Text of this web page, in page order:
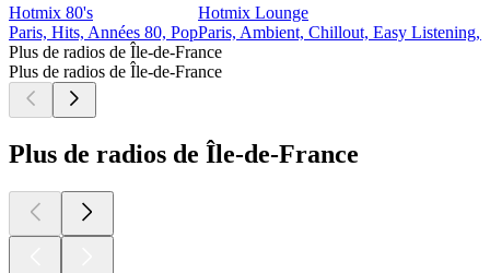
Hotmix 80's
Paris, Hits, Années 80, Pop
Hotmix Lounge
Paris, Ambient, Chillout, Easy Listening,
Plus de radios de Île-de-France
Plus de radios de Île-de-France
Plus de radios de Île-de-France